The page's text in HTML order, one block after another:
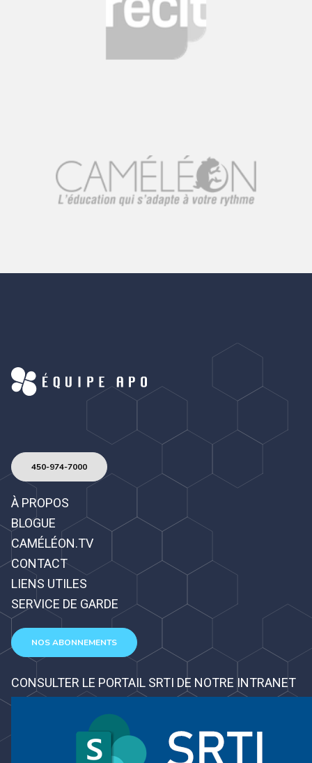
450-974-7000
À PROPOS
BLOGUE
CAMÉLÉON.TV
CONTACT
LIENS UTILES
SERVICE DE GARDE
NOS ABONNEMENTS
CONSULTER LE PORTAIL SRTI DE NOTRE INTRANET